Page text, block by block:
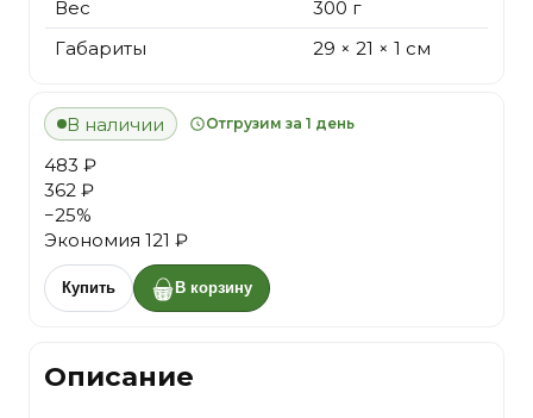
Вес
300 г
Габариты
29 × 21 × 1 см
В наличии Отгрузим за 1 день
483 ₽
362 ₽
−25%
Экономия 121 ₽
Купить В корзину
Описание